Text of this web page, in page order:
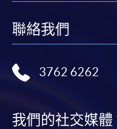
聯絡我們
3762 6262
我們的社交媒體